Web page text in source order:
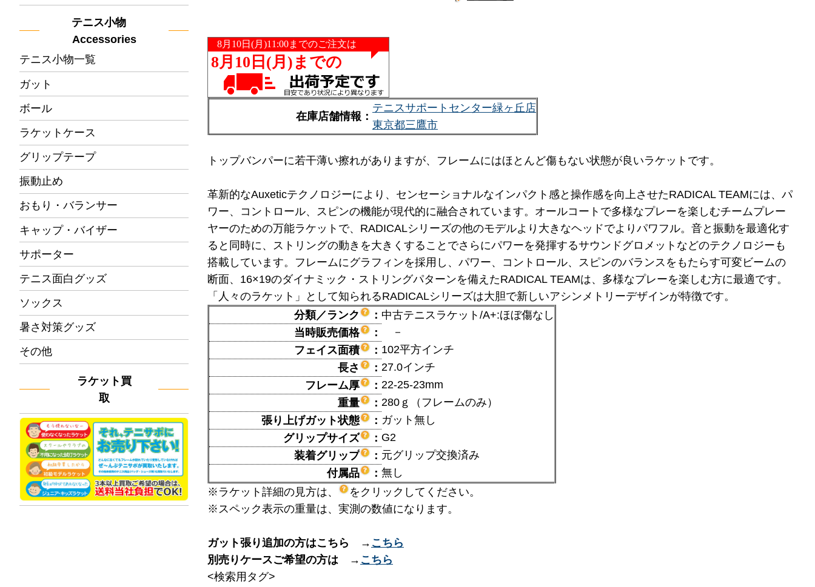
テニス小物
Accessories
テニス小物一覧
ガット
ボール
ラケットケース
グリップテープ
振動止め
おもり・バランサー
キャップ・バイザー
サポーター
テニス面白グッズ
ソックス
暑さ対策グッズ
その他
ラケット買
取
在庫店舗情報：
テニスサポートセンター緑ヶ丘店
東京都三鷹市
トップバンパーに若干薄い擦れがありますが、フレームにはほとんど傷もない状態が良いラケットです。
革新的なAuxeticテクノロジーにより、センセーショナルなインパクト感と操作感を向上させたRADICAL TEAMには、パ
ワー、コントロール、スピンの機能が現代的に融合されています。オールコートで多様なプレーを楽しむチームプレー
ヤーのための万能ラケットで、RADICALシリーズの他のモデルより大きなヘッドでよりパワフル。音と振動を最適化す
ると同時に、ストリングの動きを大きくすることでさらにパワーを発揮するサウンドグロメットなどのテクノロジーも
搭載しています。フレームにグラフィンを採用し、パワー、コントロール、スピンのバランスをもたらす可変ビームの
断面、16×19のダイナミック・ストリングパターンを備えたRADICAL TEAMは、多様なプレーを楽しむ方に最適です。
「人々のラケット」として知られるRADICALシリーズは大胆で新しいアシンメトリーデザインが特徴です。
分類／ランク
： 中古テニスラケット/A+:ほぼ傷なし
当時販売価格
：
－
フェイス面積
： 102平方インチ
長さ
： 27.0インチ
フレーム厚
： 22-25-23mm
重量
： 280ｇ（フレームのみ）
張り上げガット状態
： ガット無し
グリップサイズ
： G2
装着グリップ
： 元グリップ交換済み
付属品
： 無し
※ラケット詳細の見方は、
をクリックしてください。
※スペック表示の重量は、実測の数値になります。
ガット張り追加の方はこちら → こちら
別売りケースご希望の方は → こちら
<検索用タグ>